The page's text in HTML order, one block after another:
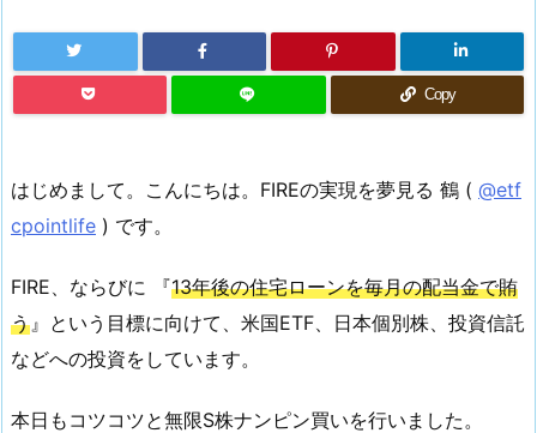
Copy
はじめまして。こんにちは。FIREの実現を夢見る 鶴 ( @etf
cpointlife ) です。
FIRE、ならびに 『13年後の住宅ローンを毎月の配当金で賄
う 』という目標に向けて、米国ETF、日本個別株、投資信託
などへの投資をしています。
本日もコツコツと無限S株ナンピン買いを行いました。